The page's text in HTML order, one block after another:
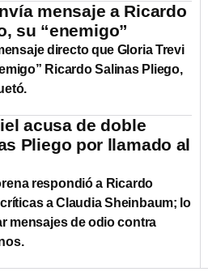
mensaje a Ricardo
su “enemigo”
directo que Gloria Trevi
Ricardo Salinas Pliego,
acusa de doble
Pliego por llamado al
respondió a Ricardo
a Claudia Sheinbaum; lo
mensajes de odio contra